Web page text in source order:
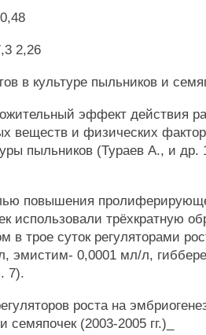
2,26
в культуре пыльников и
эффект действия
веществ и физических
пыльников (Тураев А., и др.
повышения
использовали трёхкратную
в трое суток регуляторами
эмистим- 0,0001 мл/л,
7).
роста на
семяпочек (2003-2005 гг.)_